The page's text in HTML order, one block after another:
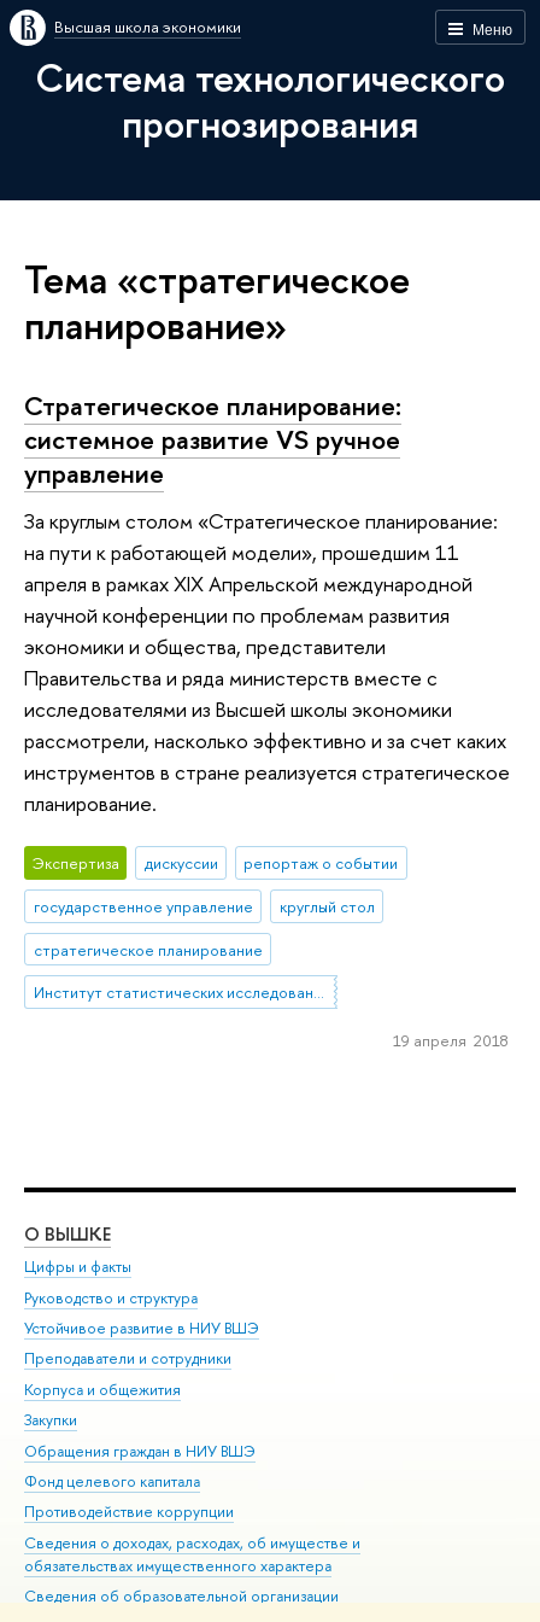
Меню
Высшая школа экономики
Система технологического
прогнозирования
Тема «стратегическое
планирование»
Стратегическое планирование:
системное развитие VS ручное
управление
За круглым столом «Стратегическое планирование:
на пути к работающей модели», прошедшим 11
апреля в рамках XIX Апрельской международной
научной конференции по проблемам развития
экономики и общества, представители
Правительства и ряда министерств вместе с
исследователями из Высшей школы экономики
рассмотрели, насколько эффективно и за счет каких
инструментов в стране реализуется стратегическое
планирование.
Экспертиза дискуссии
репортаж о событии
государственное управление
круглый стол
стратегическое планирование
Институт статистических исследований и экономики знаний
19 апреля 2018
О ВЫШКЕ
Цифры и факты
Руководство и структура
Устойчивое развитие в НИУ ВШЭ
Преподаватели и сотрудники
Корпуса и общежития
Закупки
Обращения граждан в НИУ ВШЭ
Фонд целевого капитала
Противодействие коррупции
Сведения о доходах, расходах, об имуществе и
обязательствах имущественного характера
Сведения об образовательной организации